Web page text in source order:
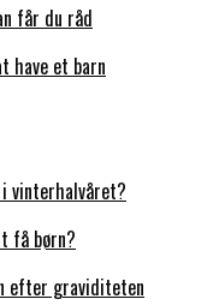
får du råd
have et barn
vinterhalvåret?
få børn?
efter graviditeten